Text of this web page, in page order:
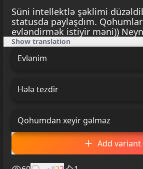
Süni intellektlə şəklimi
statusda paylaşdım.
evləndirmək istiyir məni))
Show translation
Evlənim
Hələ tezdir
Qohumdan xeyir gəlməz
Add variant